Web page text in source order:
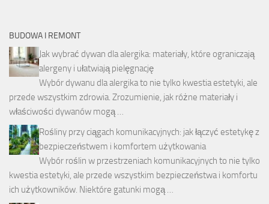
BUDOWA I REMONT
Jak wybrać dywan dla alergika: materiały, które ograniczają
alergeny i ułatwiają pielęgnację
Wybór dywanu dla alergika to nie tylko kwestia estetyki, ale
przede wszystkim zdrowia. Zrozumienie, jak różne materiały i
właściwości dywanów mogą …
Rośliny przy ciągach komunikacyjnych: jak łączyć estetykę z
bezpieczeństwem i komfortem użytkowania
Wybór roślin w przestrzeniach komunikacyjnych to nie tylko
kwestia estetyki, ale przede wszystkim bezpieczeństwa i komfortu
ich użytkowników. Niektóre gatunki mogą …